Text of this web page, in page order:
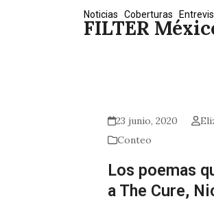
FILTER
Noticias Coberturas
23 junio, 2020
Conteo
Los poemas
a The Cure,